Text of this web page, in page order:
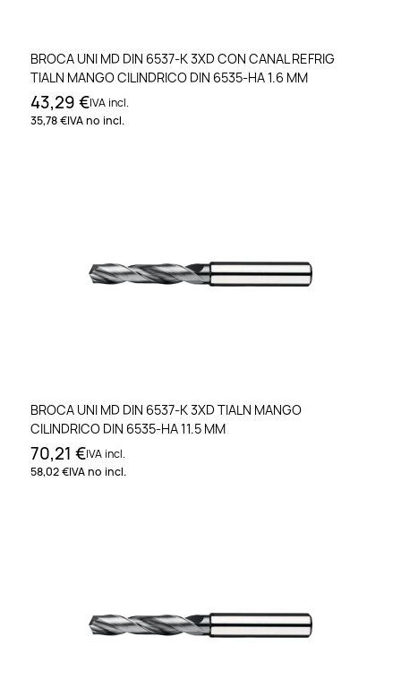
BROCA UNI MD DIN 6537-K 3XD CON CANAL REFRIG
TIALN MANGO CILINDRICO DIN 6535-HA 1.6 MM
43,29 €IVA incl.
35,78 €IVA no incl.
BROCA UNI MD DIN 6537-K 3XD TIALN MANGO
CILINDRICO DIN 6535-HA 11.5 MM
70,21 €IVA incl.
58,02 €IVA no incl.